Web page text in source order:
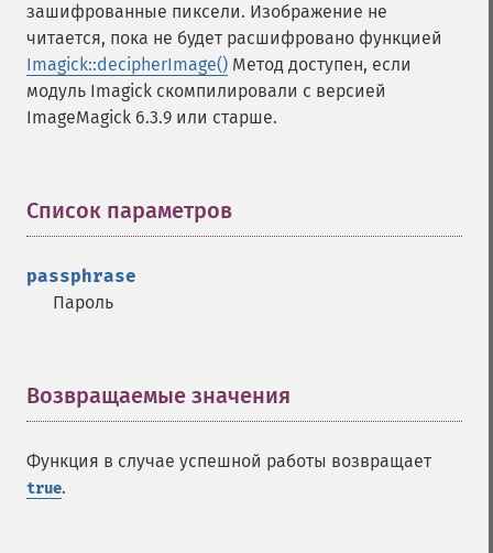
зашифрованные пиксели. Изображение не
читается, пока не будет расшифровано функцией
Imagick::decipherImage() Метод доступен, если
модуль Imagick скомпилировали с версией
ImageMagick 6.3.9 или старше.
Список параметров
passphrase
Пароль
Возвращаемые значения
Функция в случае успешной работы возвращает
true.